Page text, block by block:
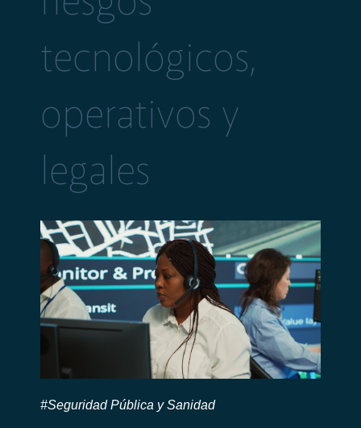
tecnológicos,
operativos y
legales
#Seguridad Pública y Sanidad